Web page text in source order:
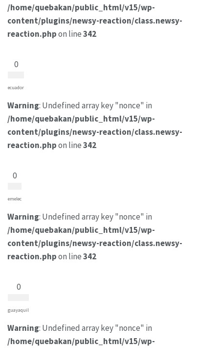
/home/quebakan/public_html/v15/wp-
content/plugins/newsy-reaction/class.newsy-
reaction.phpon line342
0
ecuador
Warning: Undefined array key "nonce" in
/home/quebakan/public_html/v15/wp-
content/plugins/newsy-reaction/class.newsy-
reaction.phpon line342
0
emelec
Warning: Undefined array key "nonce" in
/home/quebakan/public_html/v15/wp-
content/plugins/newsy-reaction/class.newsy-
reaction.phpon line342
0
guayaquil
Warning: Undefined array key "nonce" in
/home/quebakan/public_html/v15/wp-